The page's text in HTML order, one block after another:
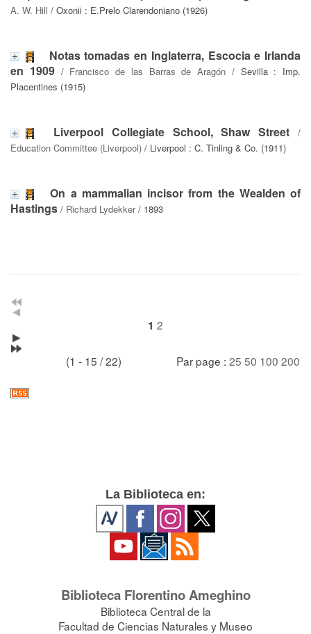
A. W. Hill / Oxonii : E.Prelo Clarendoniano (1926)
Notas tomadas en Inglaterra, Escocia e Irlanda
en 1909/ Francisco de las Barras de Aragón / Sevilla : Imp.
Placentines (1915)
Liverpool Collegiate School, Shaw Street /
Education Committee (Liverpool) / Liverpool : C. Tinling & Co. (1911)
On a mammalian incisor from the Wealden of
Hastings / Richard Lydekker/ 1893
1 2
(1 - 15 / 22) Par page : 25 50 100 200
La Biblioteca en:
Biblioteca Florentino Ameghino
Biblioteca Central de la
Facultad de Ciencias Naturales y Museo